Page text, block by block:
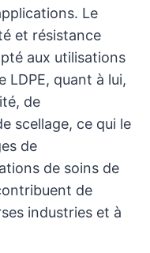
Le
et résistance
aux utilisations
LDPE, quant à lui,
de
scellage, ce qui le
de
de soins de
de
industries et à